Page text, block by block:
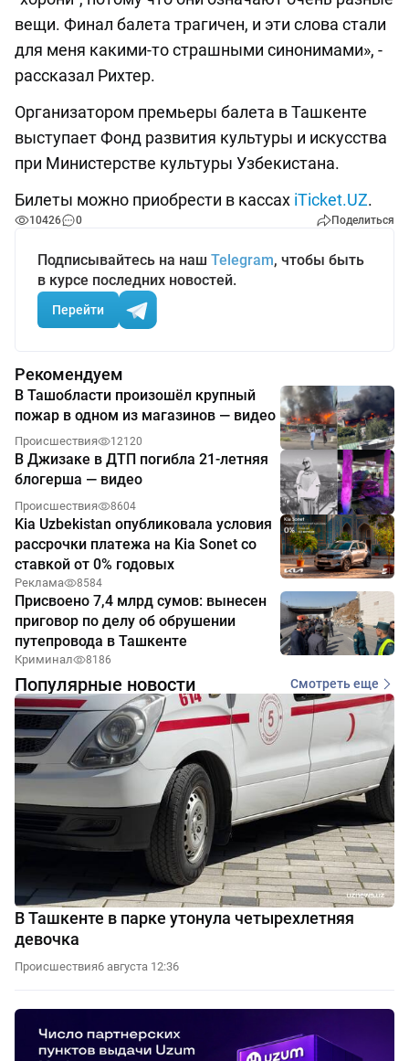
вещи. Финал балета трагичен, и эти слова стали
для меня какими-то страшными синонимами», -
рассказал Рихтер.
Организатором премьеры балета в Ташкенте
выступает Фонд развития культуры и искусства
при Министерстве культуры Узбекистана.
Билеты можно приобрести в кассах iTicket.UZ.
10426 0 Поделиться
Подписывайтесь на наш Telegram, чтобы быть
в курсе последних новостей.
Перейти
Рекомендуем
В Ташобласти произошёл крупный
пожар в одном из магазинов — видео
Происшествия 12120
В Джизаке в ДТП погибла 21-летняя
блогерша — видео
Происшествия 8604
Kia Uzbekistan опубликовала условия
рассрочки платежа на Kia Sonet со
ставкой от 0% годовых
Реклама 8584
Присвоено 7,4 млрд сумов: вынесен
приговор по делу об обрушении
путепровода в Ташкенте
Криминал 8186
Популярные новости Смотреть еще
В Ташкенте в парке утонула четырехлетняя
девочка
Происшествия6 августа 12:36